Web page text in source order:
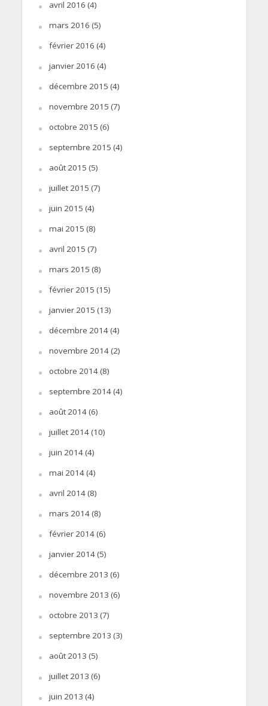
avril 2016 (4)
mars 2016 (5)
février 2016 (4)
janvier 2016 (4)
décembre 2015 (4)
novembre 2015 (7)
octobre 2015 (6)
septembre 2015 (4)
août 2015 (5)
juillet 2015 (7)
juin 2015 (4)
mai 2015 (8)
avril 2015 (7)
mars 2015 (8)
février 2015 (15)
janvier 2015 (13)
décembre 2014(4)
novembre 2014(2)
octobre 2014(8)
septembre 2014(4)
août 2014(6)
juillet 2014(10)
juin 2014(4)
mai 2014(4)
avril 2014(8)
mars 2014(8)
février 2014(6)
janvier 2014(5)
décembre 2013 (6)
novembre 2013 (6)
octobre 2013 (7)
septembre 2013 (3)
août 2013 (5)
juillet 2013 (6)
juin 2013 (4)